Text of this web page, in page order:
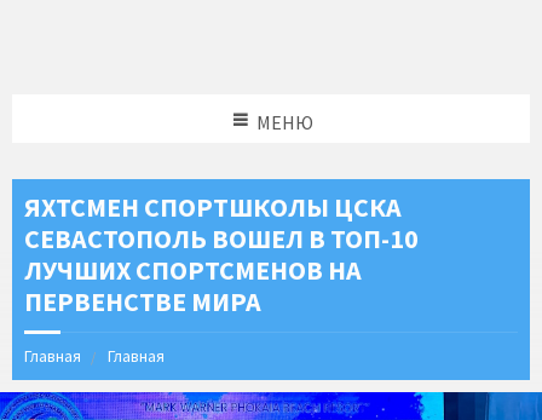
МЕНЮ
ЯХТСМЕН СПОРТШКОЛЫ ЦСКА
СЕВАСТОПОЛЬ ВОШЕЛ В ТОП-10
ЛУЧШИХ СПОРТСМЕНОВ НА
ПЕРВЕНСТВЕ МИРА
Главная Главная